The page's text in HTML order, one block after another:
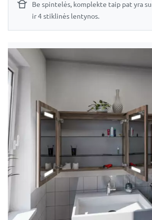
Be spintelės, komplekte taip pat yra
ir 4 stiklinės lentynos.